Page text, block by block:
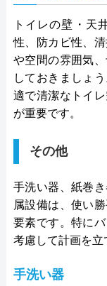
トイレの壁・天
性、防カビ性、
や空間の雰囲気
しておきましょ
適で清潔なトイ
が重要です。
その他
手洗い器、紙巻
属設備は、使い
要素です。特に
考慮して計画を立
手洗い器